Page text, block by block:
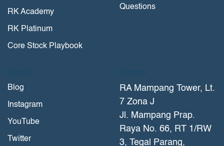
RK Academy
RK Platinum
Core Stock Playbook
Questions
Blog
Instagram
YouTube
Twitter
RA Mampang Tower, Lt.
7 Zona J
Jl. Mampang Prap.
Raya No. 66, RT 1/RW
3, Tegal Parang,